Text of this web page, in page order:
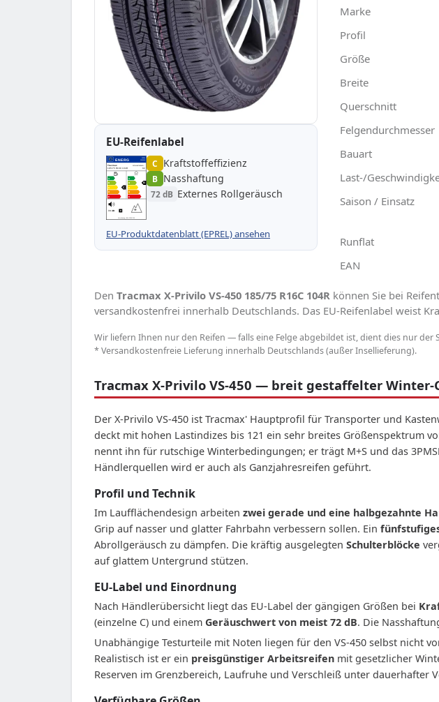
EU-Reifenlabel
ENERG EPREL
1000000
Tracmax 20TM18575R160R-…
185/75 R16C 104R C2
A
B
C
C
D
E
A
B
B
C
D
E
72 dB B
Verordnung (EU) 2020/740
C Kraftstoffeffizienz
B Nasshaftung
72 dB Externes Rollgeräusch
EU-Produktdatenblatt (EPREL) ansehen
Marke
Profil
Größe
Breite
Querschnitt
Felgendurchmesser
Bauart
Last-/
Saison / Einsatz
Runflat
EAN
Den Tracmax X-Privilo VS-450 185/75 R16C 104R können Sie bei
versandkostenfrei innerhalb Deutschlands. Das EU-Reifenlabel weist
Wir liefern Ihnen nur den Reifen — falls eine Felge abgebildet ist, dient dies nur der
* Versandkostenfreie Lieferung innerhalb Deutschlands (außer Insellieferung).
Tracmax X-Privilo VS-450 — breit gestaffelter Winter-
Der X-Privilo VS-450 ist Tracmax' Hauptprofil für Transporter und
deckt mit hohen Lastindizes bis 121 ein sehr breites Größenspektrum
nennt ihn für rutschige Winterbedingungen; er trägt M+S und das
Händlerquellen wird er auch als Ganzjahresreifen geführt.
Profil und Technik
Im Laufflächendesign arbeiten zwei gerade und eine halbgezahnte
Grip auf nasser und glatter Fahrbahn verbessern sollen. Ein
Abrollgeräusch zu dämpfen. Die kräftig ausgelegten Schulterblöcke
auf glattem Untergrund stützen.
EU-Label und Einordnung
Nach Händlerübersicht liegt das EU-Label der gängigen Größen bei
(einzelne C) und einem Geräuschwert von meist 72 dB. Die
Unabhängige Testurteile mit Noten liegen für den VS-450 selbst nicht
Realistisch ist er ein preisgünstiger Arbeitsreifen mit gesetzlicher
Reserven im Grenzbereich, Laufruhe und Verschleiß unter dauerhafter